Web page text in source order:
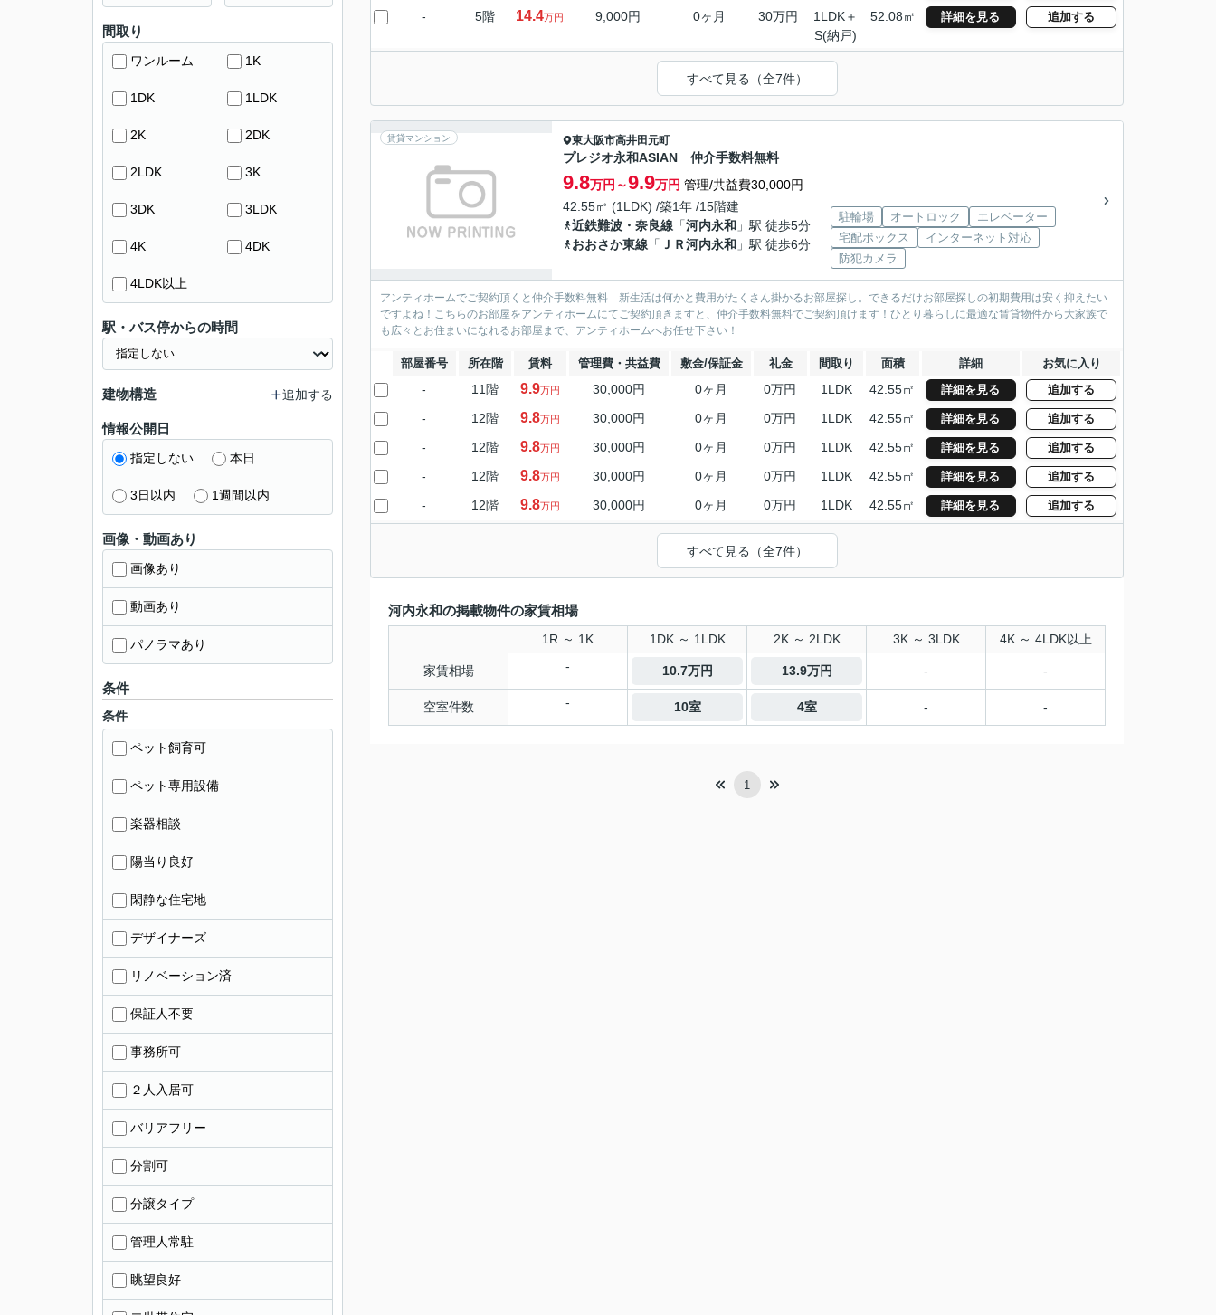
- 5階 14.4万円 9,000円 0ヶ月 30万円
1LDK＋
S(納戸)
52.08㎡ 詳細を見る 追加する
すべて見る（全7件）
賃貸マンション 東大阪市高井田元町
プレジオ永和ASIAN 仲介手数料無料
9.8万円～9.9万円 管理/共益費30,000円
42.55㎡ (1LDK) /築1年 /15階建
近鉄難波・奈良線 「河内永和 」駅 徒歩5分
おおさか東線 「 ＪＲ河内永和 」駅 徒歩6分
駐輪場 オートロック
エレベーター
宅配ボックス
インターネット対応
防犯カメラ
アンティホームでご契約頂くと仲介手数料無料 新生活は何かと費用がたくさん掛かるお部屋探し。できるだけお部屋探しの初期費用は安く抑えたい
ですよね！こちらのお部屋をアンティホームにてご契約頂きますと、仲介手数料無料でご契約頂けます！ひとり暮らしに最適な賃貸物件から大家族で
も広々とお住まいになれるお部屋まで、アンティホームへお任せ下さい！
部屋番号 所在階 賃料 管理費・共益費 敷金/保証金 礼金 間取り 面積 詳細 お気に入り
- 11階 9.9万円 30,000円 0ヶ月 0万円 1LDK 42.55㎡ 詳細を見る 追加する
- 12階 9.8万円 30,000円 0ヶ月 0万円 1LDK 42.55㎡ 詳細を見る 追加する
- 12階 9.8万円 30,000円 0ヶ月 0万円 1LDK 42.55㎡ 詳細を見る 追加する
- 12階 9.8万円 30,000円 0ヶ月 0万円 1LDK 42.55㎡ 詳細を見る 追加する
- 12階 9.8万円 30,000円 0ヶ月 0万円 1LDK 42.55㎡ 詳細を見る 追加する
すべて見る（全7件）
河内永和の掲載物件の家賃相場
1R ～ 1K 1DK ～ 1LDK 2K ～ 2LDK 3K ～ 3LDK 4K ～ 4LDK以上
家賃相場 - 10.7万円 13.9万円 - -
空室件数 - 10室 4室 - -
1
間取り
ワンルーム 1K
1DK 1LDK
2K 2DK
2LDK 3K
3DK 3LDK
4K 4DK
4LDK以上
駅・バス停からの時間
建物構造 追加する
情報公開日
指定しない 本日
3日以内 1週間以内
画像・動画あり
画像あり
動画あり
パノラマあり
条件
条件
ペット飼育可
ペット専用設備
楽器相談
陽当り良好
閑静な住宅地
デザイナーズ
リノベーション済
保証人不要
事務所可
２人入居可
バリアフリー
分割可
分譲タイプ
管理人常駐
眺望良好